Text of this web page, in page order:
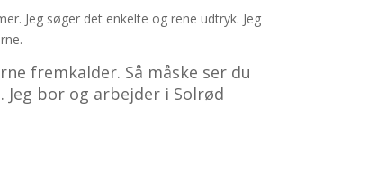
Jeg søger det enkelte og rene udtryk. Jeg
fremkalder. Så måske ser du
bor og arbejder i Solrød